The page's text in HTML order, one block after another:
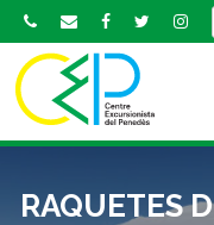
k
RAQUETES